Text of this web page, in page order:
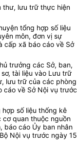
thư, lưu trữ thực hiện
tổng hợp số liệu
môn, đơn vị sự
cấp xã báo cáo về Sở
trưởng các Sở, ban,
tài liệu vào Lưu trữ
lưu trữ của các phòng
cáo về Sở Nội vụ trước
số liệu thống kê
quan thuộc nguồn
báo cáo Ủy ban nhân
Nội vụ trước ngày 15